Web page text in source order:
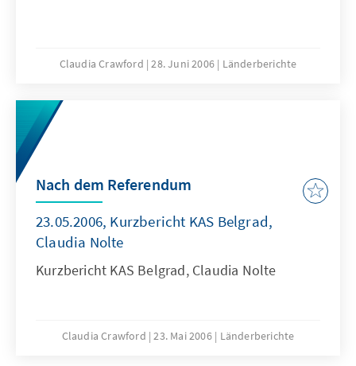
Claudia Crawford 28. Juni 2006 Länderberichte
Nach dem Referendum
23.05.2006, Kurzbericht KAS Belgrad,
Claudia Nolte
Kurzbericht KAS Belgrad, Claudia Nolte
Claudia Crawford 23. Mai 2006 Länderberichte